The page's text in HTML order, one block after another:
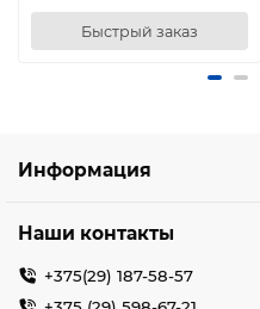
Быстрый заказ
Информация
Наши контакты
+375(29) 187-58-57